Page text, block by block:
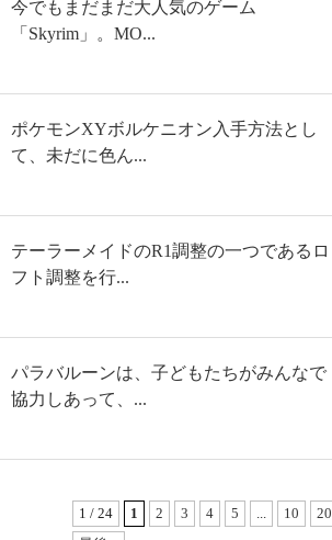
今でもまだまだ大人気のゲーム
「Skyrim」。MO...
ポケモンXYボルケニオン入手方法とし
て、未だに色ん...
テーラーメイドのR1調整の一つであるロ
フト調整を行...
パラバルーンは、子どもたちがみんなで
協力しあって、...
1 / 24 1 2 3 4 5 ... 10 20